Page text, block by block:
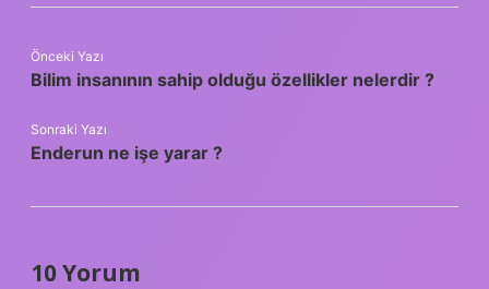
Önceki Yazı
Bilim insanının sahip olduğu özellikler nelerdir ?
Sonraki Yazı
Enderun ne işe yarar ?
10 Yorum